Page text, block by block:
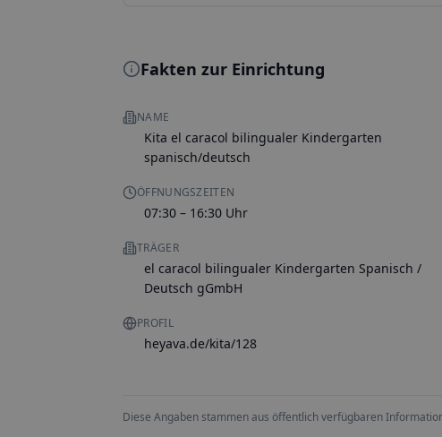
Fakten zur Einrichtung
NAME
Kita el caracol bilingualer Kindergarten
spanisch/deutsch
ÖFFNUNGSZEITEN
07:30 – 16:30 Uhr
TRÄGER
el caracol bilingualer Kindergarten Spanisch /
Deutsch gGmbH
PROFIL
heyava.de/kita/128
Diese Angaben stammen aus öffentlich verfügbaren